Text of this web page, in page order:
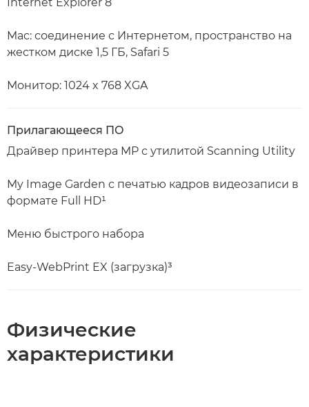
Mac: соединение с Интернетом, пространство на
жестком диске 1,5 ГБ, Safari 5
Монитор: 1024 x 768 XGA
Прилагающееся ПО
Драйвер принтера MP с утилитой Scanning Utility
My Image Garden с печатью кадров видеозаписи в
формате Full HD¹
Меню быстрого набора
Easy-WebPrint EX (загрузка)³
Физические
характеристики